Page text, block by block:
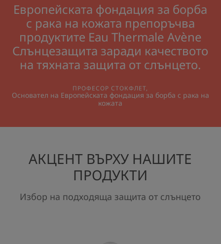
Европейската фондация за борба
с рака на кожата препоръчва
продуктите Eau Thermale Avène
Слънцезащита заради качеството
на тяхната защита от слънцето.
ПРОФЕСОР СТОКФЛЕТ,
Основател на Европейската фондация за борба с рака на
кожата
АКЦЕНТ ВЪРХУ НАШИТЕ
ПРОДУКТИ
Избор на подходяща защита от слънцето